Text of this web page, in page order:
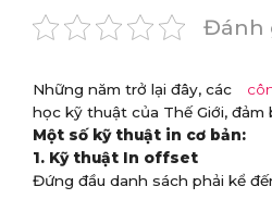
Đánh
Những năm trở lại đây, các
học kỹ thuật của Thế Giới,
Một số kỹ thuật in cơ bản:
1. Kỹ thuật In offset
Đứng đầu danh sách phải kể